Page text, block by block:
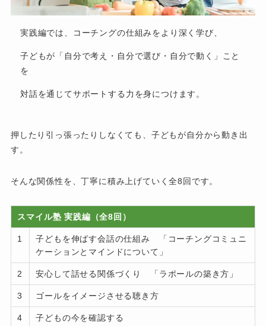
実践編では、コーチングの仕組みをより深く学び、
子どもが「自分で考え・自分で選び・自分で動く」こと
を
対話を通じてサポートする力を身につけます。
押したり引っ張ったりしなくても、子どもが自分から動き出
す。
そんな関係性を、丁寧に積み上げていく全8回です。
スマイル塾 実践編（全8回）
1
子どもを伸ばす会話の仕組み 「コーチングコミュニ
ケーションとマインドについて」
2 安心して話せる関係づくり 「ラポールの築き方」
3 ゴールをイメージさせる聴き方
4 子どもの今を確認する